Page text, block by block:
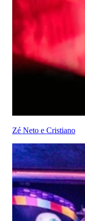
Zé Neto e Cristiano